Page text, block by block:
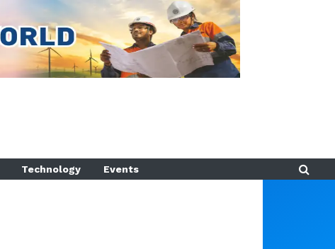
Technology Events